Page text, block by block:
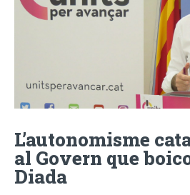
L’autonomisme
al Govern que
Diada